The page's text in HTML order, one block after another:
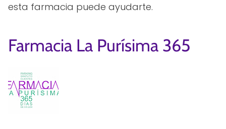
esta farmacia puede ayudarte.
Farmacia La Purísima 365